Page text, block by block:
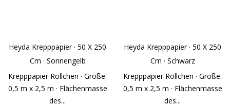
Heyda Krepppapier · 50 X 250
Cm · Sonnengelb
Krepppapier Röllchen · Größe:
0,5 m x 2,5 m · Flächenmasse
des...
Heyda Krepppapier · 50 X 250
Cm · Schwarz
Krepppapier Röllchen · Größe:
0,5 m x 2,5 m · Flächenmasse
des...